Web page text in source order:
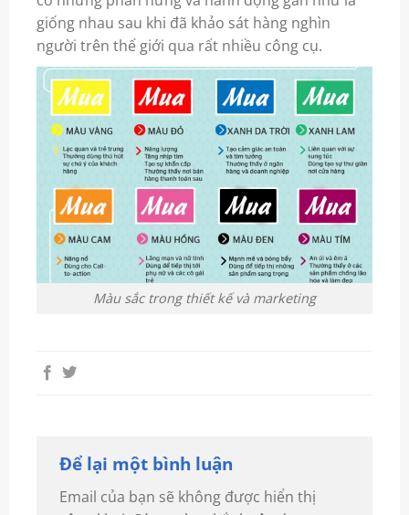
giống nhau sau khi đã khảo sát hàng nghìn
người trên thế giới qua rất nhiều công cụ.
Màu sắc trong thiết kế và marketing
Để lại một bình luận
Email của bạn sẽ không được hiển thị